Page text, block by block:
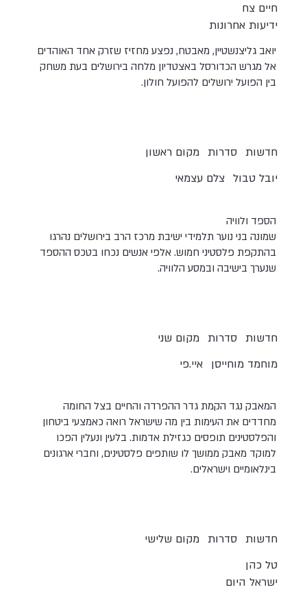
חיים צח
ידיעות אחרונות
יואב גליצנשטיין, מאבטח, נפצע מחזיז שזרק אחד האוהדים
אל מגרש הכדורסל באצטדיון מלחה בירושלים בעת משחק
בין הפועל ירושלים להפועל חולון.
מקום ראשון סדרות חדשות
צלם עצמאי יובל טבול
הספד ולוויה
שמונה בני נוער תלמידי ישיבת מרכז הרב בירושלים נהרגו
בהתקפת פלסטיני חמוש. אלפי אנשים נכחו בטכס ההספד
שנערך בישיבה ובמסע הלוויה.
מקום שני סדרות חדשות
איי.פי מוחמד מוחייסן
המאבק נגד הקמת גדר ההפרדה והחיים בצל החומה
מחדדים את העימות בין מה שישראל רואה כאמצעי ביטחון
והפלסטינים תופסים כגזילת אדמות. בלעין ונעלין הפכו
למוקד מאבק ממושך לו שותפים פלסטינים, וחברי ארגונים
בינלאומיים וישראלים.
מקום שלישי סדרות חדשות
טל כהן
ישראל היום